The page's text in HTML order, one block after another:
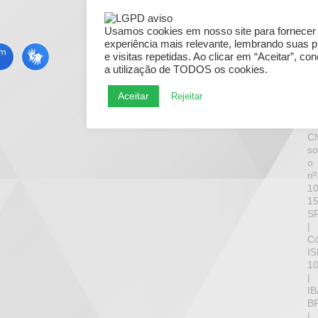
do
o
nº
|
|
Usamos cookies em nosso site para fornecer
experiência mais relevante, lembrando suas
e visitas repetidas. Ao clicar em “Aceitar”,
a utilização de TODOS os cookies.
Aceitar Rejeitar